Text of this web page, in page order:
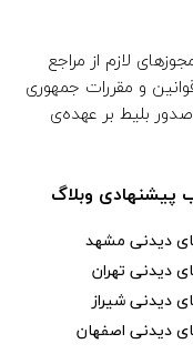
لازم از مراجع
و مقررات جمهوری
بلیط بر عهده‌ی
پیشنهادی وبلاگ
دیدنی مشهد
دیدنی تهران
دیدنی شیراز
دیدنی اصفهان